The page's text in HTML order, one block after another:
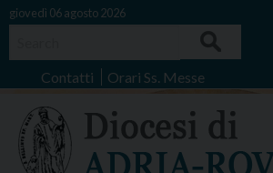
Skip
giovedì 06 agosto 2026
Contatti Orari Ss. Messe